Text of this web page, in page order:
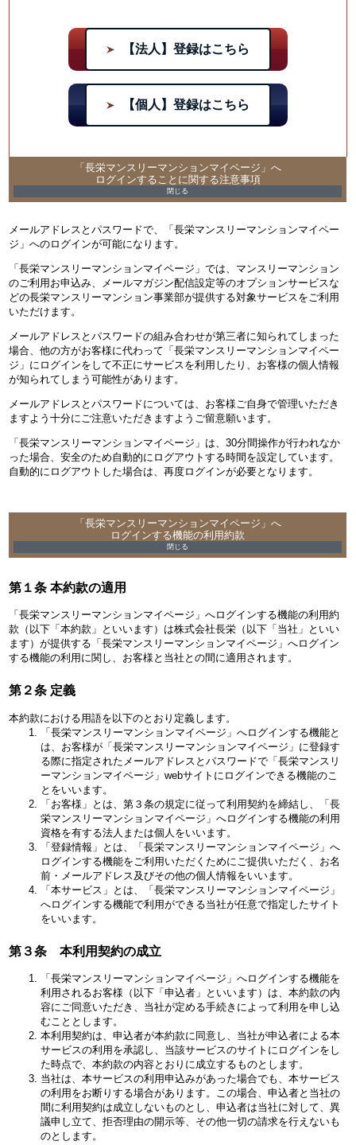
【法人】登録はこちら
【個人】登録はこちら
「長栄マンスリーマンションマイページ」へ
ログインすることに関する注意事項
メールアドレスとパスワードで、「長栄マンスリーマンションマイペー
ジ」へのログインが可能になります。
「長栄マンスリーマンションマイページ」では、マンスリーマンション
のご利用お申込み、メールマガジン配信設定等のオプションサービスな
どの長栄マンスリーマンション事業部が提供する対象サービスをご利用
いただけます。
メールアドレスとパスワードの組み合わせが第三者に知られてしまった
場合、他の方がお客様に代わって「長栄マンスリーマンションマイペー
ジ」にログインをして不正にサービスを利用したり、お客様の個人情報
が知られてしまう可能性があります。
メールアドレスとパスワードについては、お客様ご自身で管理いただき
ますよう十分にご注意いただきますようご留意願います。
「長栄マンスリーマンションマイページ」は、30分間操作が行われなか
った場合、安全のため自動的にログアウトする時間を設定しています。
自動的にログアウトした場合は、再度ログインが必要となります。
「長栄マンスリーマンションマイページ」へ
ログインする機能の利用約款
第１条 本約款の適用
「長栄マンスリーマンションマイページ」へログインする機能の利用約
款（以下「本約款」といいます）は株式会社長栄（以下「当社」といい
ます）が提供する「長栄マンスリーマンションマイページ」へログイン
する機能の利用に関し、お客様と当社との間に適用されます。
第２条 定義
本約款における用語を以下のとおり定義します。
「長栄マンスリーマンションマイページ」へログインする機能と
は、お客様が「長栄マンスリーマンションマイページ」に登録す
る際に指定されたメールアドレスとパスワードで「長栄マンスリ
ーマンションマイページ」webサイトにログインできる機能のこ
とをいいます。
「お客様」とは、第３条の規定に従って利用契約を締結し、「長
栄マンスリーマンションマイページ」へログインする機能の利用
資格を有する法人または個人をいいます。
「登録情報」とは、「長栄マンスリーマンションマイページ」へ
ログインする機能をご利用いただくためにご提供いただく、お名
前・メールアドレス及びその他の個人情報をいいます。
「本サービス」とは、「長栄マンスリーマンションマイページ」
へログインする機能で利用ができる当社が任意で指定したサイト
をいいます。
第３条 本利用契約の成立
「長栄マンスリーマンションマイページ」へログインする機能を
利用されるお客様（以下「申込者」といいます）は、本約款の内
容にご同意いただき、当社が定める手続きによって利用を申し込
むこととします。
本利用契約は、申込者が本約款に同意し、当社が申込者による本
サービスの利用を承認し、当該サービスのサイトにログインをし
た時点で、本約款の内容とおりに成立するものとします。
当社は、本サービスの利用申込みがあった場合でも、本サービス
の利用をお断りする場合があります。この場合、申込者と当社の
間に利用契約は成立しないものとし、申込者は当社に対して、異
議申し立て、拒否理由の開示等、その他一切の請求を行えないも
のとします。